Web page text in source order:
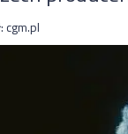
cgm.pl